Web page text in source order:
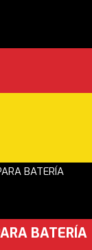
BATERÍA
BATERÍA